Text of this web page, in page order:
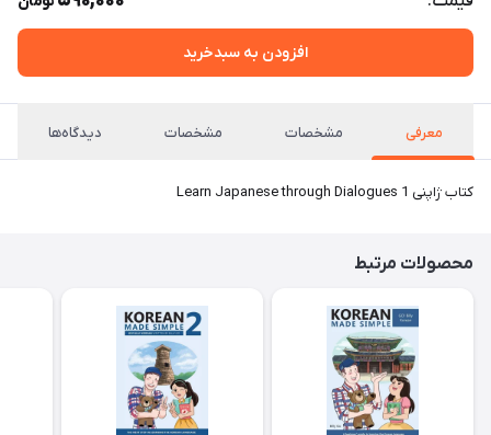
افزودن به سبدخرید
معرفی مشخصات مشخصات دیدگاه‌ها
کتاب ژاپنی Learn Japanese through Dialogues 1
محصولات مرتبط